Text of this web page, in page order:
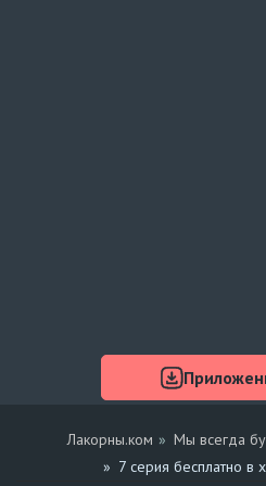
Лакорны.ком
Мы всегда
7 серия бесплатно в